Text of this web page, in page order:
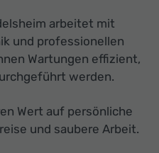
arbeitet mit
und professionellen
Wartungen effizient,
werden.
Wert auf persönliche
und saubere Arbeit.